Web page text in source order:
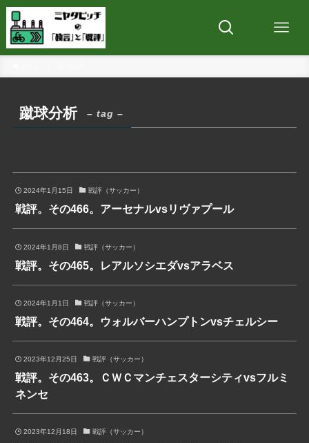
蹴球分析 – tag –
2024年1月15日 戦評（サッカー）
戦評。その466。アーセナルvsリヴァプール
2024年1月8日 戦評（サッカー）
戦評。その465。レアルソシエダvsアラベス
2024年1月1日 戦評（サッカー）
戦評。その464。ウォルバーハンプトンvsチェルシー
2023年12月25日 戦評（サッカー）
戦評。その463。ＣＷＣマンチェスターシティvsフルミ
ネンセ
2023年12月18日 戦評（サッカー）